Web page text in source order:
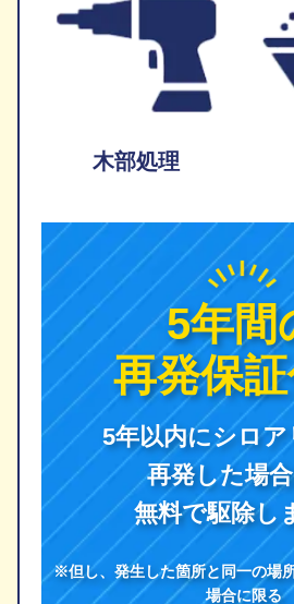
木部処理
5年間
再発保
5年以内にシロ
再発した場
無料で駆除し
※但し、発生した箇所と同一の場
場合に限る